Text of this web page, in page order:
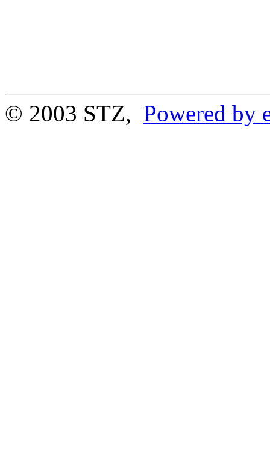
© 2003 STZ, Powered by